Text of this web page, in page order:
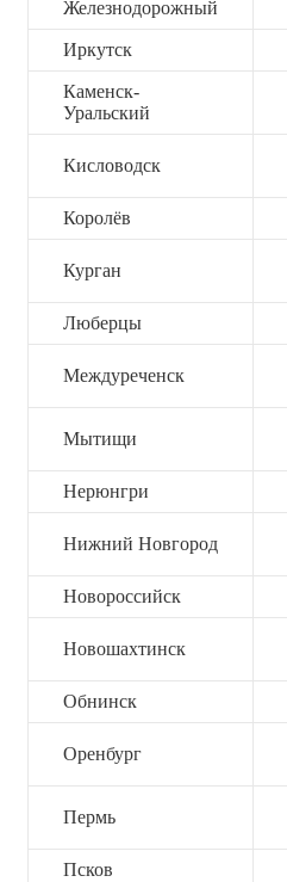
Железнодорожный
Иркутск
Каменск-
Уральский
Кисловодск
Королёв
Курган
Люберцы
Междуреченск
Мытищи
Нерюнгри
Нижний Новгород
Новороссийск
Новошахтинск
Обнинск
Оренбург
Пермь
Псков